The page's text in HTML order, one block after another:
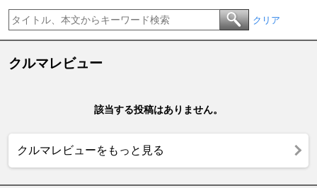
クリア
クルマレビュー
該当する投稿はありません。
クルマレビューをもっと見る